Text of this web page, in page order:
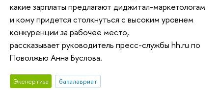
какие зарплаты предлагают диджитал-маркетологам
и кому придется столкнуться с высоким уровнем
конкуренции за рабочее место,
рассказывает руководитель пресс-службы hh.ru по
Поволжью Анна Буслова.
Экспертиза бакалавриат